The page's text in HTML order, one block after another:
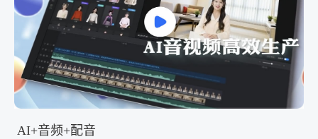
AI+音频+配音